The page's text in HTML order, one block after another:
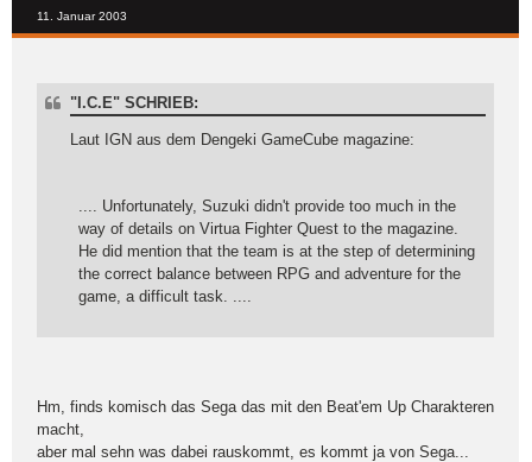
11. Januar 2003
"I.C.E" SCHRIEB:
Laut IGN aus dem Dengeki GameCube magazine:
.... Unfortunately, Suzuki didn't provide too much in the
way of details on Virtua Fighter Quest to the magazine.
He did mention that the team is at the step of determining
the correct balance between RPG and adventure for the
game, a difficult task. ....
Hm, finds komisch das Sega das mit den Beat'em Up Charakteren
macht,
aber mal sehn was dabei rauskommt, es kommt ja von Sega...